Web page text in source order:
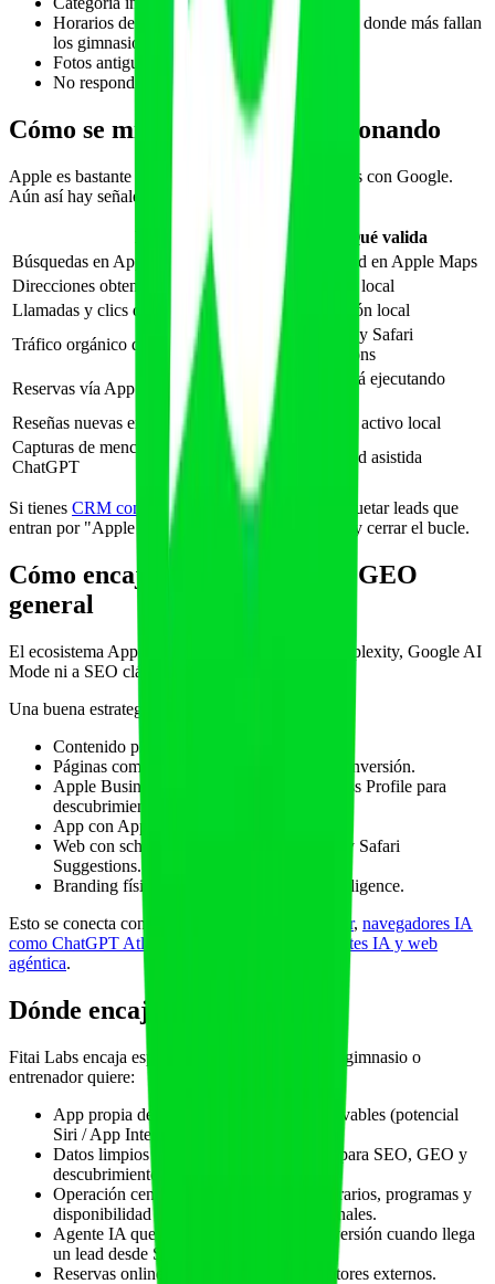
Horarios desactualizados (uno de los puntos donde más fallan
los gimnasios 24h).
Fotos antiguas o de baja calidad.
No responder reseñas en Apple Maps.
Cómo se mide si esto está funcionando
Apple es bastante hermética con datos comparados con Google.
Aún así hay señales válidas:
Qué valida
Búsquedas en Apple Business Connect
Visibilidad en Apple Maps
Direcciones obtenidas vía Apple Maps
Intención local
Llamadas y clics desde la ficha
Conversión local
Tráfico orgánico desde Safari
Spotlight y Safari
Suggestions
Reservas vía App Intents
Si Siri está ejecutando
Reseñas nuevas en Apple Maps
Salud del activo local
Capturas de menciones IA en Siri /
ChatGPT
Visibilidad asistida
Si tienes CRM con tracking de origen
puedes etiquetar leads que
entran por "Apple Maps", "Siri" o "App Intents" y cerrar el bucle.
Cómo encaja con tu estrategia GEO
general
El ecosistema Apple no sustituye a ChatGPT, Perplexity, Google AI
Mode ni a SEO clásico. Lo complementa.
Una buena estrategia 2026 trabaja en paralelo:
Contenido pilar y FAQs para GEO global.
Páginas comparativas y de servicio para conversión.
Apple Business Connect y Google Business Profile para
descubrimiento local.
App con App Intents para activar Siri.
Web con schema y rapidez para Spotlight y Safari
Suggestions.
Branding físico coherente para Visual Intelligence.
Esto se conecta con
optimización GEO por motor, navegadores IA
como ChatGPT Atlas y Perplexity Comet
agentes IA y web
agéntica.
Dónde encaja Fitai Labs
Fitai Labs encaja especialmente bien cuando un gimnasio o
entrenador quiere:
App propia de clientes con acciones reservables (potencial
Siri / App Intents).
Datos limpios y estructurados que sirvan para SEO, GEO y
descubrimiento local.
Operación centralizada para mantener horarios, programas y
disponibilidad coherentes en todos los canales.
Agente IA que reduce fricción en la conversión cuando llega
un lead desde Siri o Apple Maps.
Reservas online directas, citables por motores externos.